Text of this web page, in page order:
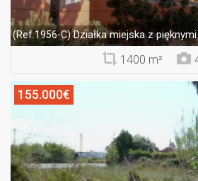
(Ref.1956-C)Działka miejska z
1400 m²
155.000€